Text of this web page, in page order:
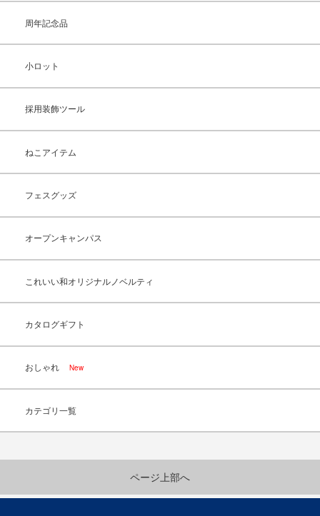
周年記念品
小ロット
採用装飾ツール
ねこアイテム
フェスグッズ
オープンキャンパス
これいい和オリジナルノベルティ
カタログギフト
おしゃれ New
カテゴリ一覧
ページ上部へ